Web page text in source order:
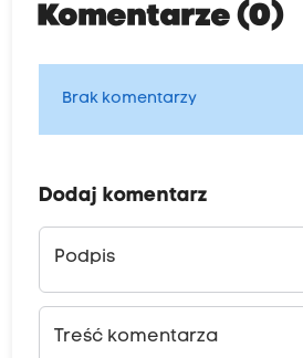
Komentarze (0)
Brak komentarzy
Dodaj komentarz
Podpis
Treść komentarza